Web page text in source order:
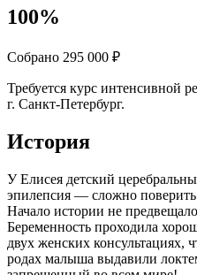
100%
Собрано 295 000 ₽
Требуется курс интенсивной
г. Санкт-Петербург.
История
У Елисея детский
эпилепсия — сложно поверить
Начало истории не
Беременность проходила
двух женских консультациях,
родах малыша выдавили